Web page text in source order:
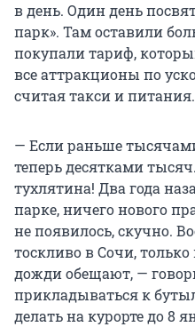
в день. Один день
парк». Там оставили
покупали тариф,
все аттракционы по
считая такси и питания.
— Если раньше
теперь десятками
тухлятина! Два года
парке, ничего нового
не появилось, скучно.
тоскливо в Сочи,
дожди обещают, —
прикладываться к
делать на курорте до 8